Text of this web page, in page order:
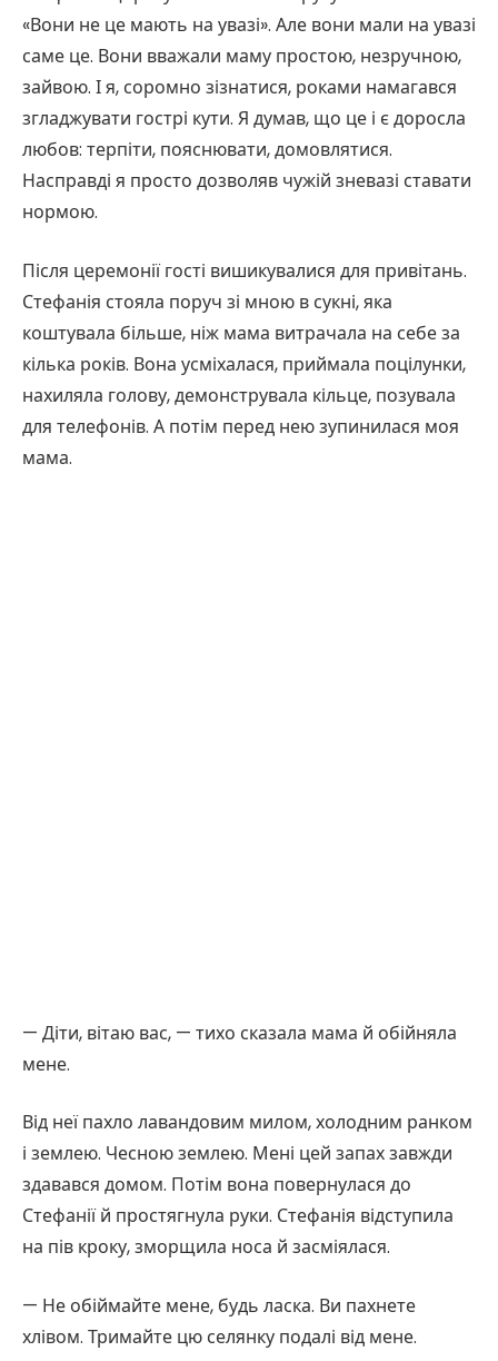
«Вони не це мають на увазі». Але вони мали на увазі
саме це. Вони вважали маму простою, незручною,
зайвою. І я, соромно зізнатися, роками намагався
згладжувати гострі кути. Я думав, що це і є доросла
любов: терпіти, пояснювати, домовлятися.
Насправді я просто дозволяв чужій зневазі ставати
нормою.
Після церемонії гості вишикувалися для привітань.
Стефанія стояла поруч зі мною в сукні, яка
коштувала більше, ніж мама витрачала на себе за
кілька років. Вона усміхалася, приймала поцілунки,
нахиляла голову, демонструвала кільце, позувала
для телефонів. А потім перед нею зупинилася моя
мама.
— Діти, вітаю вас, — тихо сказала мама й обійняла
мене.
Від неї пахло лавандовим милом, холодним ранком
і землею. Чесною землею. Мені цей запах завжди
здавався домом. Потім вона повернулася до
Стефанії й простягнула руки. Стефанія відступила
на пів кроку, зморщила носа й засміялася.
— Не обіймайте мене, будь ласка. Ви пахнете
хлівом. Тримайте цю селянку подалі від мене.